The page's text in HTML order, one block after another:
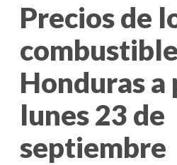
Precios de
Honduras
lunes 23 de
septiembre